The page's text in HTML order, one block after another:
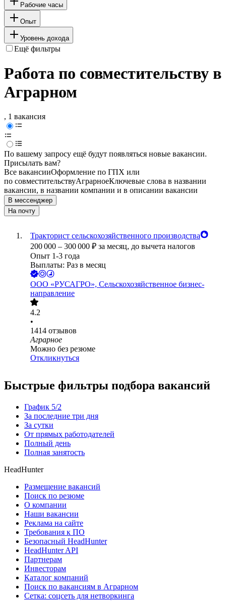
Рабочие часы
Опыт
Уровень дохода
Ещё фильтры
Работа по совместительству в
Аграрном
, 1 вакансия
По вашему запросу ещё будут появляться новые вакансии.
Присылать вам?
Все вакансииОформление по ГПХ или
по совместительствуАграрноеКлючевые слова в названии
вакансии, в названии компании и в описании вакансии
В мессенджер
На почту
Тракторист сельскохозяйственного производства
200 000 – 300 000 ₽ за месяц, до вычета налогов
Опыт 1-3 года
Выплаты: Раз в месяц
ООО «РУСАГРО», Сельскохозяйственное бизнес-
направление
4.2
•
1414 отзывов
Аграрное
Можно без резюме
Откликнуться
Быстрые фильтры подбора вакансий
График 5/2
За последние три дня
За сутки
От прямых работодателей
Полный день
Полная занятость
HeadHunter
Размещение вакансий
Поиск по резюме
О компании
Наши вакансии
Реклама на сайте
Требования к ПО
Безопасный HeadHunter
HeadHunter API
Партнерам
Инвесторам
Каталог компаний
Поиск по вакансиям в Аграрном
Сетка: соцсеть для нетворкинга